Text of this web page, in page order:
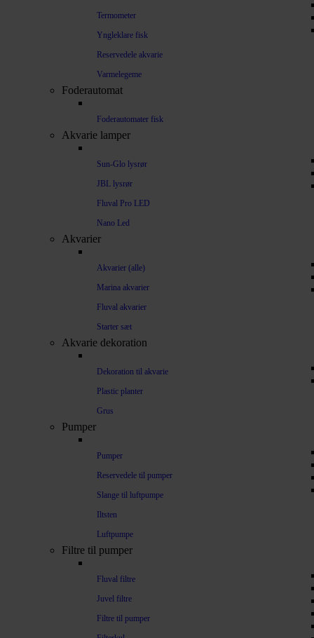
Termometer
Yngleklare fisk
Reservedele akvarie
Varmelegeme
Foderautomat
Foderautomater fisk
Akvarie lamper
Sun-Glo lysrør
JBL lysrør
Fluval Pro LED
Nano Led
Akvarier
Akvarier (alle)
Marina akvarier
Fluval akvarier
Starter sæt
Akvarie dekoration
Dekoration til akvarie
Plastic planter
Grus
Pumper
Pumper
Reservedele til pumper
Slange til luftpumpe
Iltsten
Luftpumpe
Filtre til pumper
Fluval filtre
Juvel filtre
Filtre til pumper